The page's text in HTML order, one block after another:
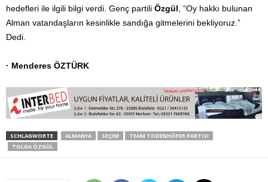
hedefleri ile ilgili bilgi verdi. Genç partili Özgül , “Oy hakkı bulunan
Alman vatandaşların kesinlikle sandığa gitmelerini bekliyoruz.”
Dedi.
· Menderes ÖZTÜRK
SCHLAGWORTE ALMANYA SEÇIM
TEAM TODENHÖFER PARTISI
TOLGA ÖZGÜL